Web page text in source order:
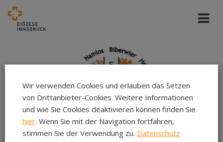
Wir verwenden Cookies und erlauben das Setzen
von Drittanbieter-Cookies. Weitere Informationen
und wie Sie Cookies deaktivieren können finden Sie
hier. Wenn Sie mit der Navigation fortfahren,
stimmen Sie der Verwendung zu. Datenschutz